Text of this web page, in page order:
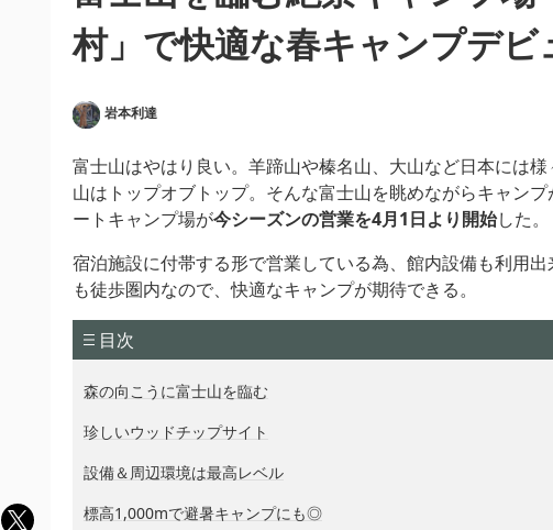
村」で快適な春キャンプデビ
岩本利達
富士山はやはり良い。羊蹄山や榛名山、大山など日本には
山はトップオブトップ。そんな富士山を眺めながらキャンプ
ートキャンプ場が今シーズンの営業を4月1日より開始した。
宿泊施設に付帯する形で営業している為、館内設備も利用
も徒歩圏内なので、快適なキャンプが期待できる。
目次
森の向こうに富士山を臨む
珍しいウッドチップサイト
設備＆周辺環境は最高レベル
標高1,000mで避暑キャンプにも◎
twit